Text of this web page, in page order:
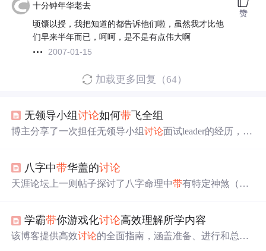
十分钟年华老去
顷馕以授，我把知道的都告诉他们啦，虽然我才比他
们早来半年而已，呵呵，是不是有点伟大啊
2007-01-15
赞
加载更多回复（64）
无领导小组讨论如何带飞全组
博主分享了一次担任无领导小组讨论面试leader的经历，错
八字中带华盖的讨论
天涯论坛上一则帖子探讨了八字命理中带有特定神煞（华
可以作为重要的参考因素。
学霸带你游戏化讨论高效理解所学内容
该博客提供高效讨论的全面指南，涵盖准备、进行和总结